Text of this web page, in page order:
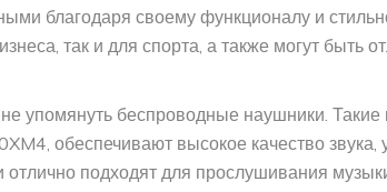
благодаря своему функционалу и
так и для спорта, а также могут
упомянуть беспроводные наушники.
обеспечивают высокое качество звука,
отлично подходят для прослушивания